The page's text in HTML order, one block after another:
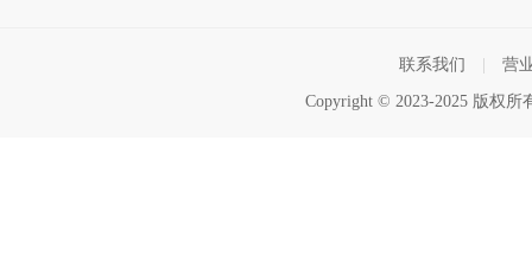
联系我们 营
Copyright © 2023-2025 版权所